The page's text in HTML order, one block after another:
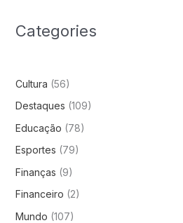
Categories
Cultura (56)
Destaques (109)
Educação (78)
Esportes (79)
Finanças (9)
Financeiro (2)
Mundo (107)